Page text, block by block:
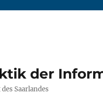
der
Saarlandes